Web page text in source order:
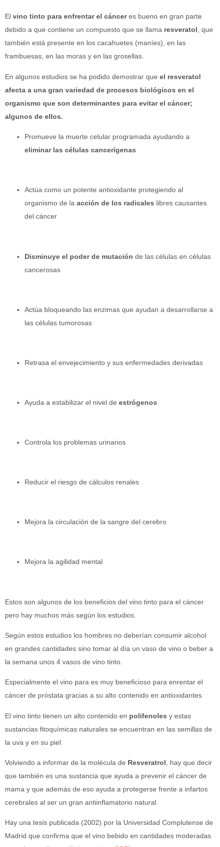
El vino tinto para enfrentar el cánceres bueno en gran parte
debido a que contiene un compuesto que se llama resveratol, que
también está presente en los cacahuetes (maníes), en las
frambuesas, en las moras y en las grosellas.
En algunos estudios se ha podido demostrar que el resveratol
afecta a una gran variedad de procesos biológicos en el
organismo que son determinantes para evitar el cáncer;
algunos de ellos.
Promueve la muerte celular programada ayudando a
eliminar las células cancerígenas
Actúa como un potente antioxidante protegiendo al
organismo de la acción de los radicales libres causantes
del cáncer
Disminuye el poder de mutación de las células en células
cancerosas
Actúa bloqueando las enzimas que ayudan a desarrollarse a
las células tumorosas
Retrasa el envejecimiento y sus enfermedades derivadas
Ayuda a estabilizar el nivel de estrógenos
Controla los problemas urinarios
Reducir el riesgo de cálculos renales
Mejora la circulación de la sangre del cerebro
Mejora la agilidad mental
Estos son algunos de los beneficios del vino tinto para el cáncer
pero hay muchos más según los estudios.
Según estos estudios los hombres no deberían consumir alcohol
en grandes cantidades sino tomar al día un vaso de vino o beber a
la semana unos 4 vasos de vino tinto.
Especialmente el vino para es muy beneficioso para enrentar el
cáncer de próstata gracias a su alto contenido en antioxidantes
El vino tinto tienen un alto contenido en polifenoles y estas
sustancias fitoquímicas naturales se encuentran en las semillas de
la uva y en su piel.
Volviendo a informar de la molécula de Resveratrol , hay que decir
que también es una sustancia que ayuda a prevenir el cáncer de
mama y que además de eso ayuda a protegerse frente a infartos
cerebrales al ser un gran antiinflamatorio natural.
Hay una tesis publicada (2002) por la Universidad Complutense de
Madrid que confirma que el vino bebido en cantidades moderadas